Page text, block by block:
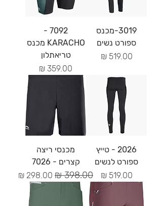
3019-מכנס
ספורט נשים
מחיר
7092 -
KARACHO מכנס
טריאתלון
מחיר
2026 - טייץ
ספורט לנשים
מחיר
מכנסי ריצה
קצרים - 7026
מחיר רגיל
מחיר מבצע